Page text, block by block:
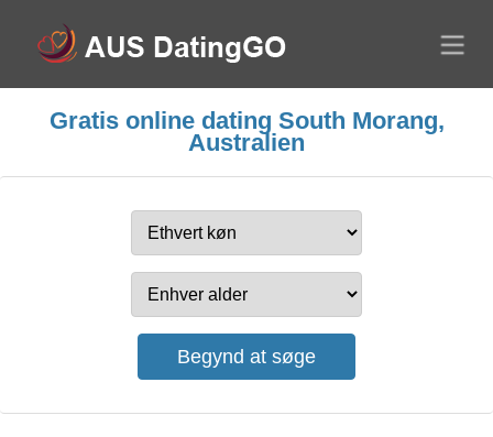
Gratis online dating South Morang,
Australien